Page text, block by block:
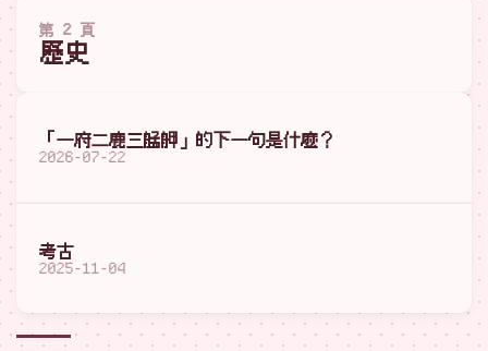
第 2 頁
歷史
「一府二鹿三艋舺」的下一句是什麼？
2026-07-22
考古
2025-11-04